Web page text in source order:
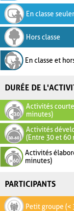
En classe
Hors classe
En classe et
DURÉE DE
Activités
minutes)
Activités
(Entre 30 et 60
Activités
minutes)
PARTICIPANTS
Petit groupe (<